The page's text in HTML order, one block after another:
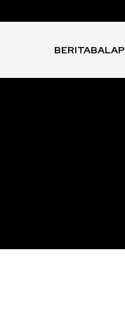
BERITABALAP